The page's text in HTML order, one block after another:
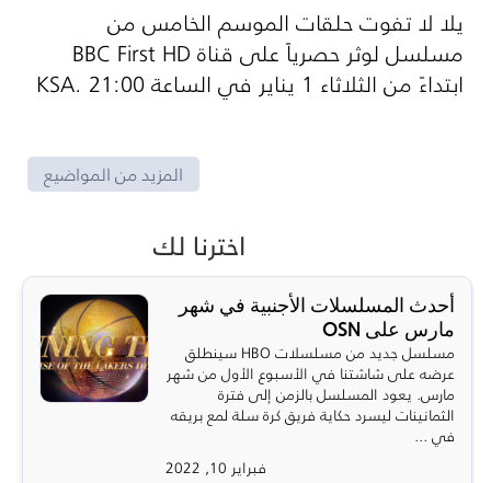
يلا لا تفوت حلقات الموسم الخامس من
مسلسل لوثر حصرياً على قناةBBC First HD
ابتداءً من الثلاثاء 1 يناير في الساعة 21:00 . KSA
المزيد من المواضيع
اخترنا لك
أحدث المسلسلات الأجنبية في شهر
مارس على OSN
مسلسل جديد من مسلسلات HBO سينطلق
عرضه على شاشتنا في الأسبوع الأول من شهر
مارس. يعود المسلسل بالزمن إلى فترة
الثمانينات ليسرد حكاية فريق كرة سلة لمع بريقه
في ...
فبراير 10, 2022